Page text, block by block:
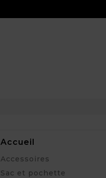
Accueil
Accessoires
Sac et pochette